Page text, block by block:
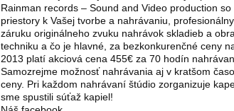
Rainman records – Sound and Video production
priestory k Vašej tvorbe a nahrávaniu,
záruku originálneho zvuku nahrávok skladieb a
techniku a čo je hlavné, za bezkonkurenčné ceny
2013 platí akciová cena 455€ za 70 hodín
Samozrejme možnosť nahrávania aj v kratšom
ceny. Pri každom nahrávaní štúdio zorganizuje
sme spustili súťaž kapiel!